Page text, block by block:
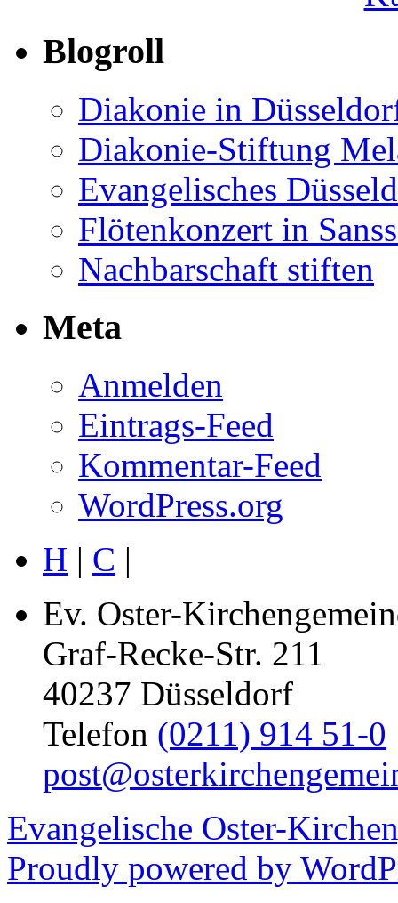
Blogroll
Diakonie in
Diakonie-Stiftung
Evangelisches
Flötenkonzert in
Nachbarschaft stiften
Meta
Anmelden
Eintrags-Feed
Kommentar-Feed
WordPress.org
H | C |
Ev. Oster-
Graf-Recke-Str. 211
40237 Düsseldorf
Telefon (0211) 914 51-0
Evangelische Oster-
Proudly powered by